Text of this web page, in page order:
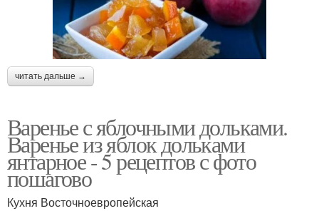
читать дальше →
Варенье с яблочными дольками.
Варенье из яблок дольками
янтарное - 5 рецептов с фото
пошагово
Кухня Восточноевропейская